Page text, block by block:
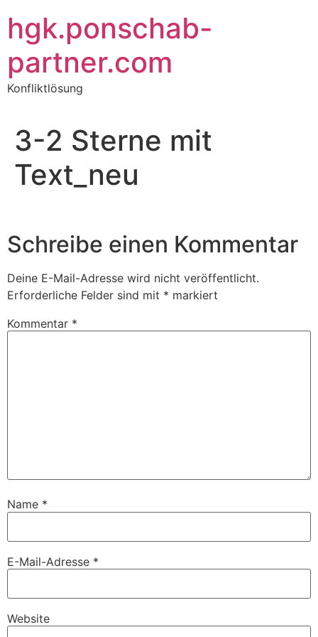
Inhalt
springen
hgk.ponschab-
partner.com
Konfliktlösung
3-2 Sterne mit
Text_neu
Schreibe einen Kommentar
Deine E-Mail-Adresse wird nicht veröffentlicht.
Erforderliche Felder sind mit * markiert
Kommentar *
Name *
E-Mail-Adresse *
Website